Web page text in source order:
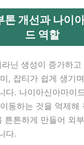
톤 개선과 나이
드 역할
닌 생성이 증가하고
, 잡티가 쉽게 생기
다. 나이아신아마이
동하는 것을 억제해
튼튼하게 만들어 외
다.